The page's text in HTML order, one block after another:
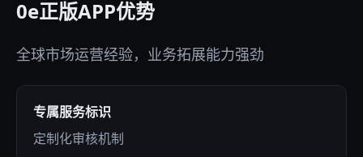
0e正版APP优势
全球市场运营经验，业务拓展能力强劲
专属服务标识
定制化审核机制